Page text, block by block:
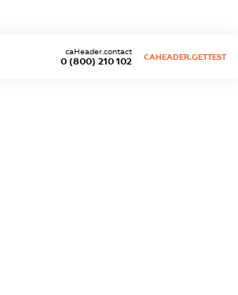
0 (800) 210 102
caHeader.contact
CAHEADER.GETTEST